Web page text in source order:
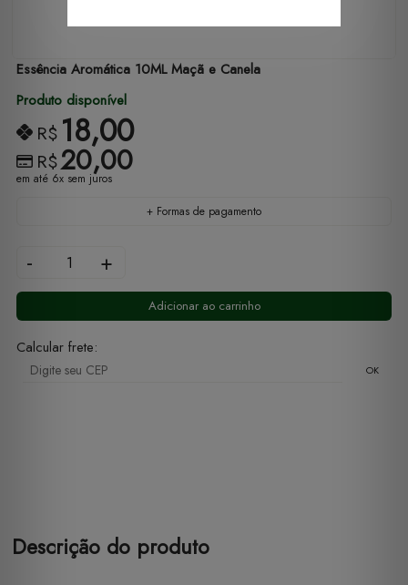
Essência Aromática 10ML Maçã e Canela
Produto disponível
R$ 18,00
R$20,00
em até 6x sem juros
+ Formas de pagamento
- +
Adicionar ao carrinho
Calcular frete:
OK
Descrição do produto